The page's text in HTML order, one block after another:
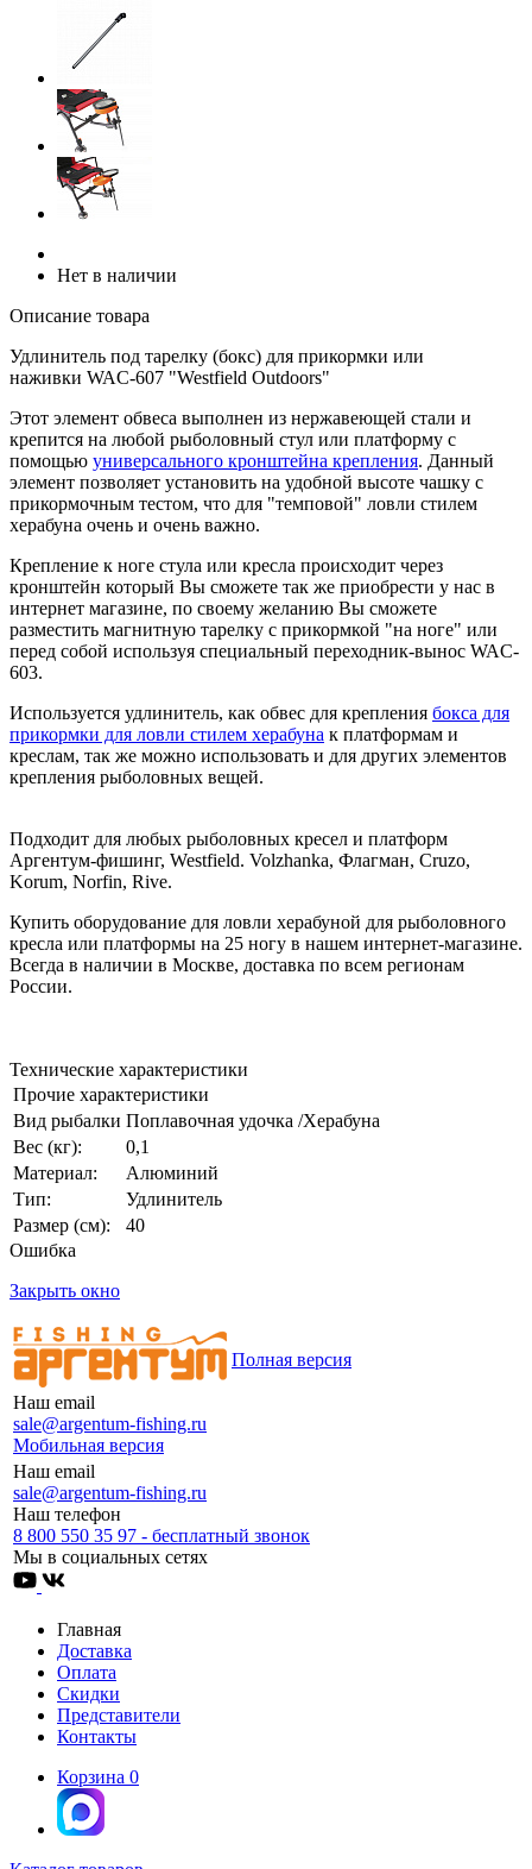
Нет в наличии
Описание товара
Удлинитель под тарелку (бокс) для прикормки или
наживки WAC-607 "Westfield Outdoors"
Этот элемент обвеса выполнен из нержавеющей стали и
крепится на любой рыболовный стул или платформу с
помощью универсального кронштейна крепления. Данный
элемент позволяет установить на удобной высоте чашку с
прикормочным тестом, что для "темповой" ловли стилем
херабуна очень и очень важно.
Крепление к ноге стула или кресла происходит через
кронштейн который Вы сможете так же приобрести у нас в
интернет магазине, по своему желанию Вы сможете
разместить магнитную тарелку с прикормкой "на ноге" или
перед собой используя специальный переходник-вынос WAC-
603.
Используется удлинитель, как обвес для крепления бокса для
прикормки для ловли стилем херабуна к платформам и
креслам, так же можно использовать и для других элементов
крепления рыболовных вещей.
Подходит для любых рыболовных кресел и платформ
Аргентум-фишинг, Westfield. Volzhanka, Флагман, Cruzo,
Korum, Norfin, Rive.
Купить оборудование для ловли херабуной для рыболовного
кресла или платформы на 25 ногу в нашем интернет-магазине.
Всегда в наличии в Москве, доставка по всем регионам
России.
Технические характеристики
Прочие характеристики
Вид рыбалки Поплавочная удочка /Херабуна
Вес (кг):
0,1
Материал:
Алюминий
Тип:
Удлинитель
Размер (см):
40
Ошибка
Закрыть окно
Наш email
sale@argentum-fishing.ru
Мобильная версия
Полная версия
Наш email
sale@argentum-fishing.ru
Наш телефон
8 800 550 35 97 - бесплатный звонок
Мы в социальных сетях
Главная
Доставка
Оплата
Скидки
Представители
Контакты
Корзина 0